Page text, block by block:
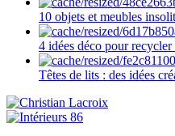
10 objets et meubles
4 idées déco pour
Têtes de lits : des idées